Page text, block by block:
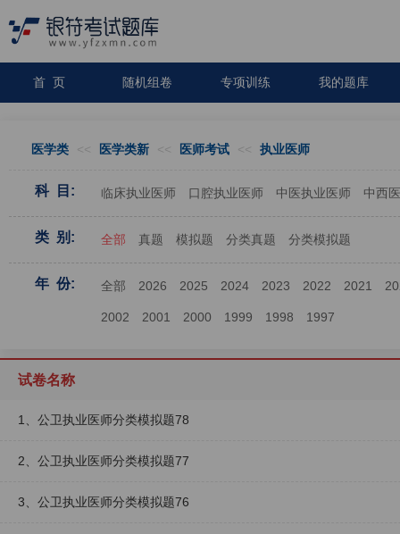
首 页 随机组卷 专项训练 我的题库
医学类 << 医学类新 << 医师考试 << 执业医师
科 目: 临床执业医师 口腔执业医师 中医执业医师 中西
类 别: 全部 真题 模拟题 分类真题 分类模拟题
年 份: 全部 2026 2025 2024 2023 2022 2021
2002 2001 2000 1999 1998 1997
试卷名称
1、公卫执业医师分类模拟题78
2、公卫执业医师分类模拟题77
3、公卫执业医师分类模拟题76